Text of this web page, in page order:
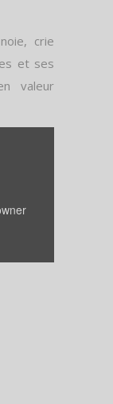
crie
et ses
valeur